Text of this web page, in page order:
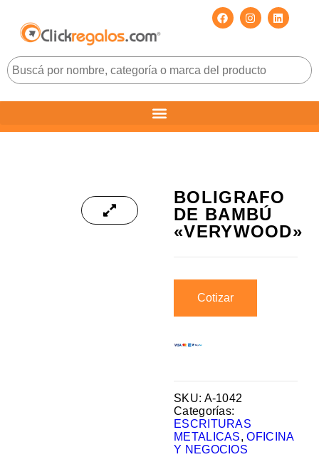
BOLIGRAFO
DE BAMBÚ
«VERYWOOD»
Cotizar
SKU: A-1042
Categorías:
ESCRITURAS
METALICAS,OFICINA
Y NEGOCIOS